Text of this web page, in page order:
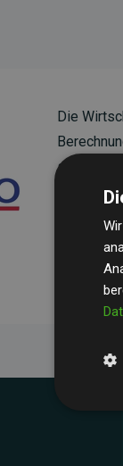
Die
Ihre
unseres